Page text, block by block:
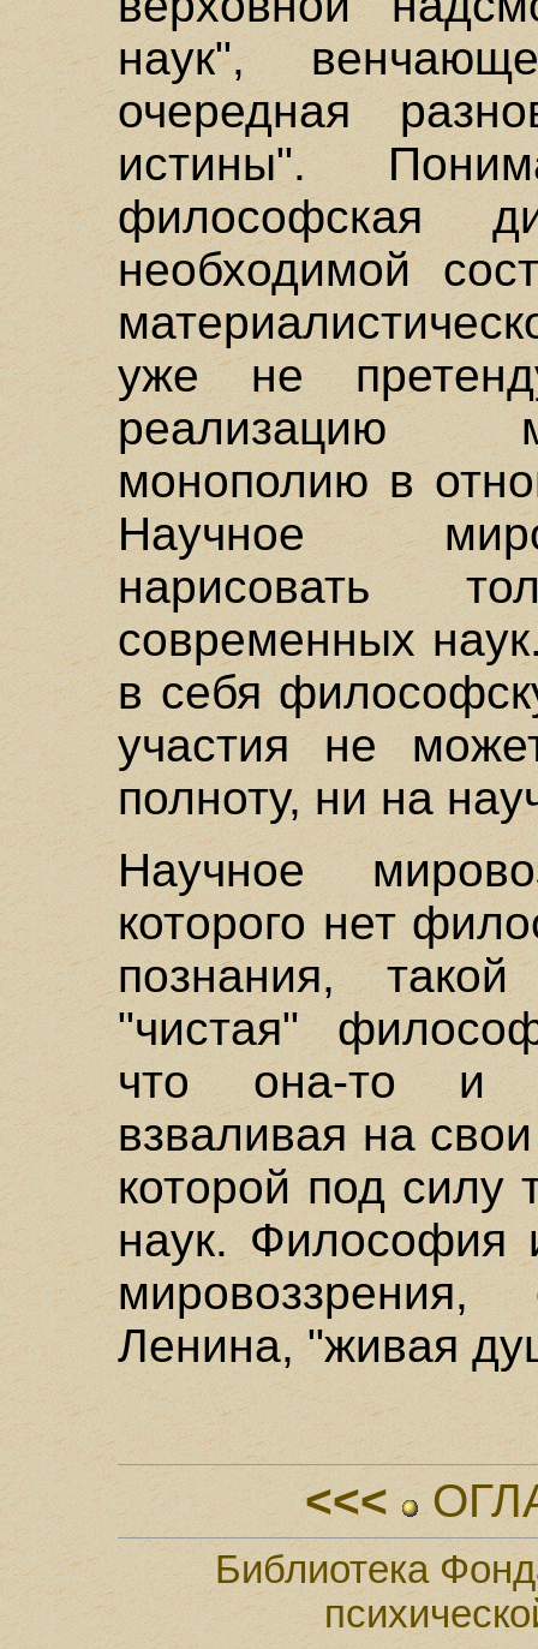
наук",
очередная
истины".
философская
необходимой
уже не
реализацию
монополию в
Научное
нарисовать
современных
в себя
участия не
полноту, ни на
Научное
которого нет
познания,
"чистая"
что она-то и
взваливая на
которой под силу
наук. Философия
Ленина, "живая
<<<
Библиотека